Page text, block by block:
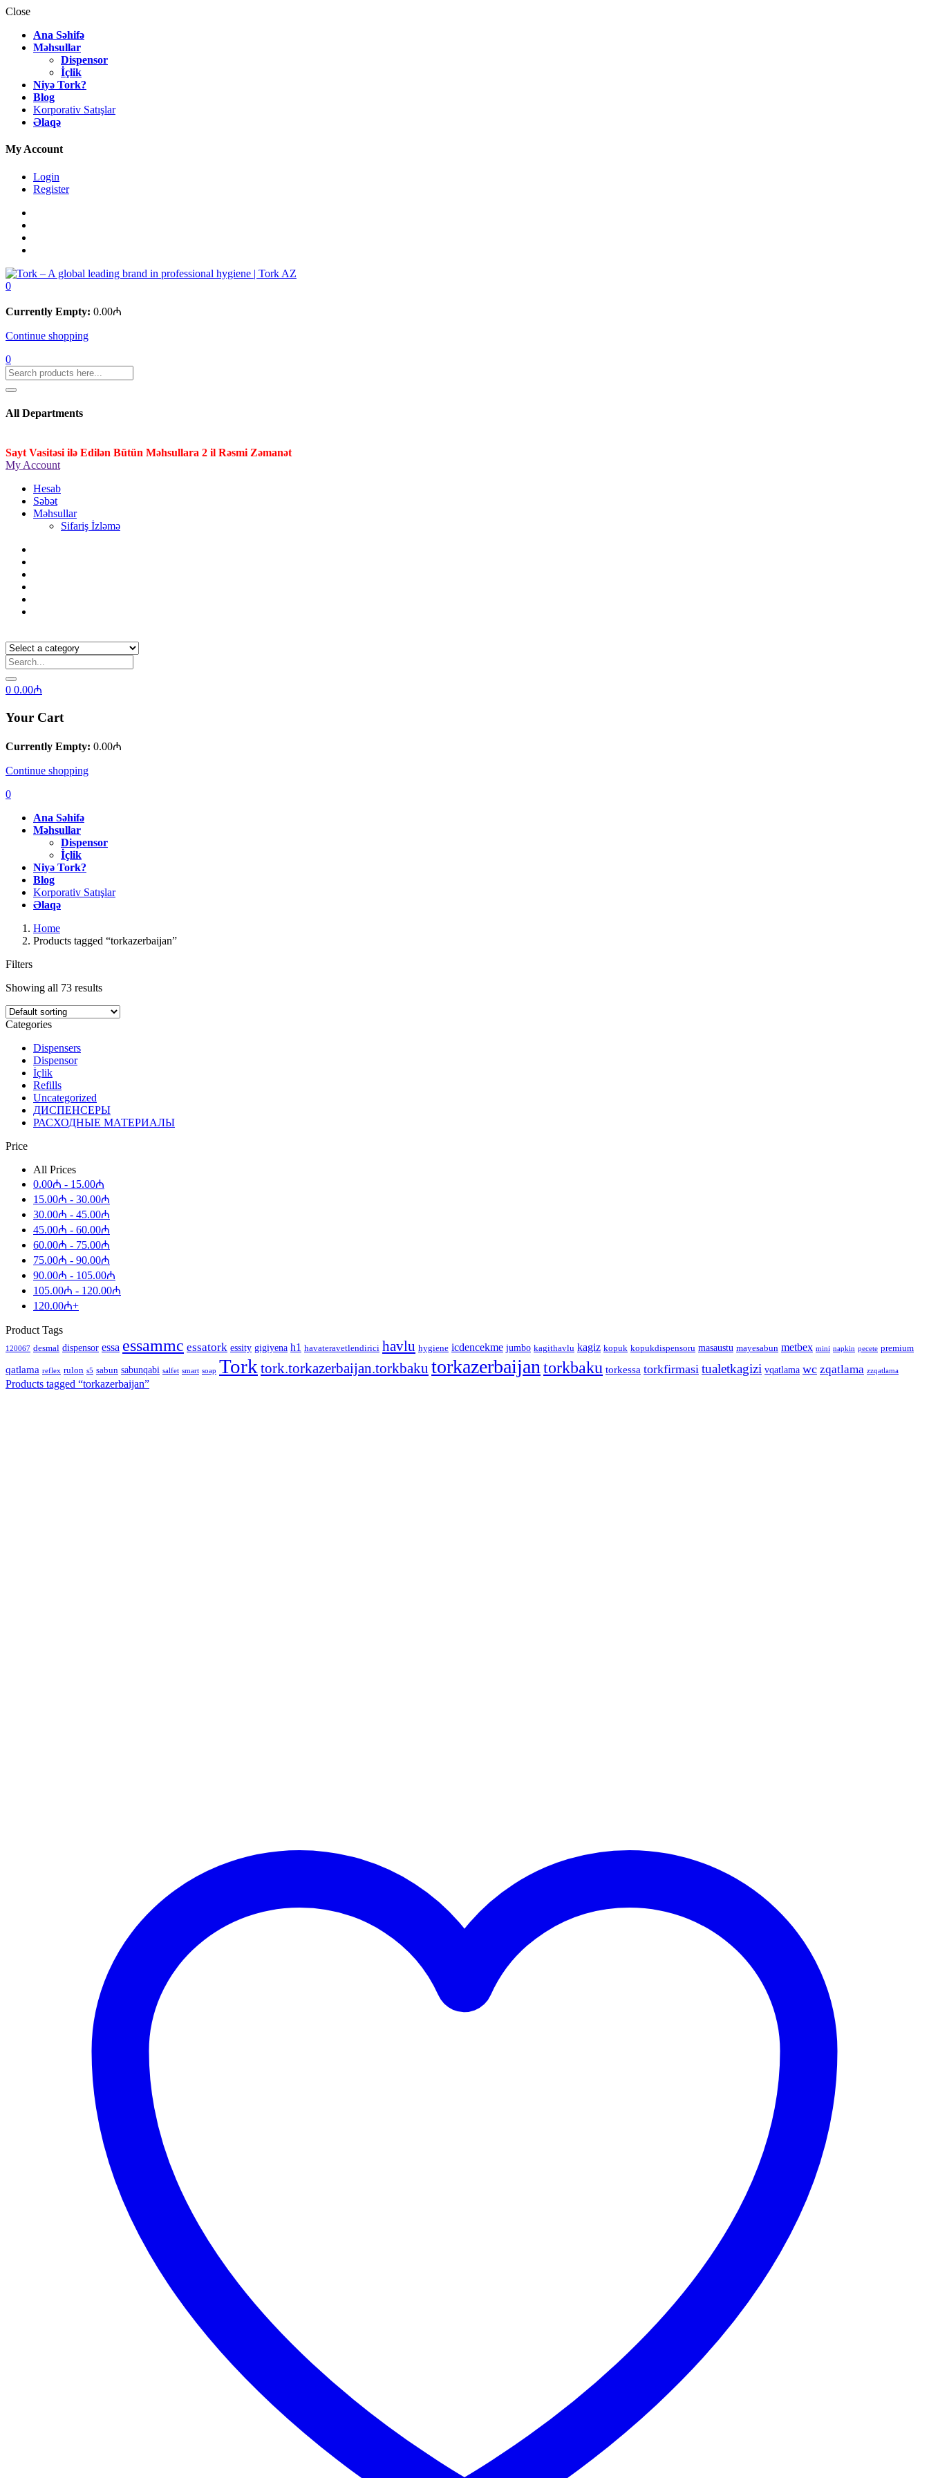
Close
Ana Səhifə
Məhsullar
Dispensor
İçlik
Niyə Tork?
Blog
Korporativ Satışlar
Əlaqə
My Account
Login
Register
0
Currently Empty: 0.00₼
Continue shopping
0
All Departments
Sayt Vasitəsi ilə Edilən Bütün Məhsullara 2 il Rəsmi Zəmanət
My Account
Hesab
Səbət
Məhsullar
Sifariş İzləmə
0 0.00₼
Your Cart
Currently Empty: 0.00₼
Continue shopping
0
Ana Səhifə
Məhsullar
Dispensor
İçlik
Niyə Tork?
Blog
Korporativ Satışlar
Əlaqə
Home
Products tagged “torkazerbaijan”
Filters
Showing all 73 results
Categories
Dispensers
Dispensor
İçlik
Refills
Uncategorized
ДИСПЕНСЕРЫ
РАСХОДНЫЕ МАТЕРИАЛЫ
Price
All Prices
0.00₼ - 15.00₼
15.00₼ - 30.00₼
30.00₼ - 45.00₼
45.00₼ - 60.00₼
60.00₼ - 75.00₼
75.00₼ - 90.00₼
90.00₼ - 105.00₼
105.00₼ - 120.00₼
120.00₼+
Product Tags
120067 desmal dispensor essa essammc essatork essity gigiyena h1 havateravetlendirici havlu hygiene icdencekme jumbo kagithavlu kagiz kopuk kopukdispensoru masaustu mayesabun metbex mini napkin pecete premium
qatlama reflex rulon s5 sabun sabunqabi salfet smart soap Tork tork.torkazerbaijan.torkbaku torkazerbaijan torkbaku torkessa torkfirmasi tualetkagizi vqatlama wc zqatlama zzqatlama
Products tagged “torkazerbaijan”